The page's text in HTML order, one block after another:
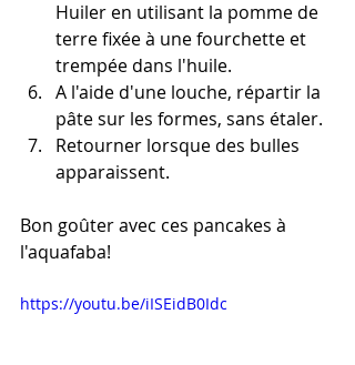
Huiler en utilisant la pomme de
terre fixée à une fourchette et
trempée dans l'huile.
A l'aide d'une louche, répartir la
pâte sur les formes, sans étaler.
Retourner lorsque des bulles
apparaissent.
Bon goûter avec ces pancakes à
l'aquafaba!
https://youtu.be/iISEidB0Idc